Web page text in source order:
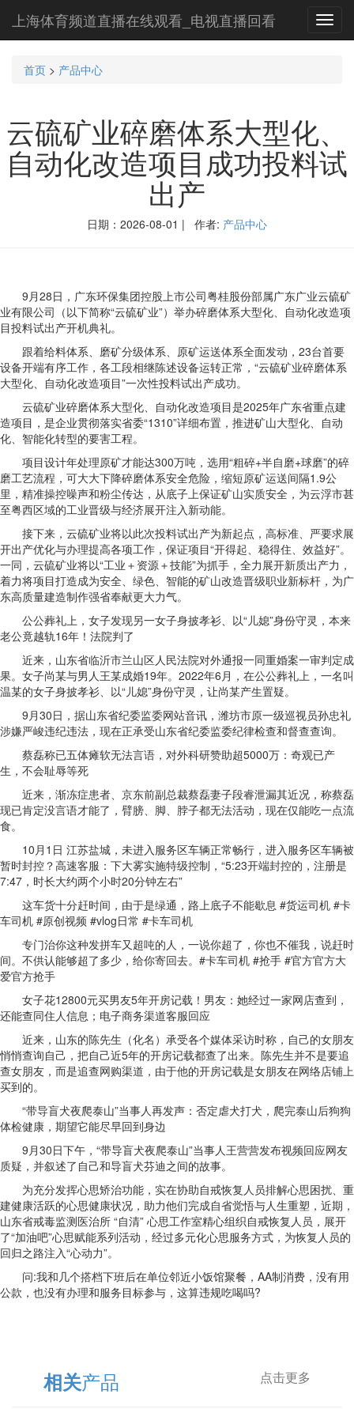
上海体育频道直播在线观看_电视直播回看
首页 > 产品中心
云硫矿业碎磨体系大型化、
自动化改造项目成功投料试
出产
日期：2026-08-01 | 作者: 产品中心
9月28日，广东环保集团控股上市公司粤桂股份部属广东广业云硫矿
业有限公司（以下简称“云硫矿业”）举办碎磨体系大型化、自动化改造项
目投料试出产开机典礼。
跟着给料体系、磨矿分级体系、原矿运送体系全面发动，23台首要
设备开端有序工作，各工段相继陈述设备运转正常，“云硫矿业碎磨体系
大型化、自动化改造项目”一次性投料试出产成功。
云硫矿业碎磨体系大型化、自动化改造项目是2025年广东省重点建
造项目，是企业贯彻落实省委“1310”详细布置，推进矿山大型化、自动
化、智能化转型的要害工程。
项目设计年处理原矿才能达300万吨，选用“粗碎+半自磨+球磨”的碎
磨工艺流程，可大大下降碎磨体系安全危险，缩短原矿运送间隔1.9公
里，精准操控噪声和粉尘传达，从底子上保证矿山实质安全，为云浮市甚
至粤西区域的工业晋级与经济展开注入新动能。
接下来，云硫矿业将以此次投料试出产为新起点，高标准、严要求展
开出产优化与办理提高各项工作，保证项目“开得起、稳得住、效益好”。
一同，云硫矿业将以“工业＋资源＋技能”为抓手，全力展开新质出产力，
着力将项目打造成为安全、绿色、智能的矿山改造晋级职业新标杆，为广
东高质量建造制作强省奉献更大力气。
公公葬礼上，女子发现另一女子身披孝衫、以“儿媳”身份守灵，本来
老公竟越轨16年！法院判了
近来，山东省临沂市兰山区人民法院对外通报一同重婚案一审判定成
果。女子尚某与男人王某成婚19年。2022年6月，在公公葬礼上，一名叫
温某的女子身披孝衫、以“儿媳”身份守灵，让尚某产生置疑。
9月30日，据山东省纪委监委网站音讯，潍坊市原一级巡视员孙忠礼
涉嫌严峻违纪违法，现在正承受山东省纪委监委纪律检查和督查查询。
蔡磊称已五体瘫软无法言语，对外科研赞助超5000万：奇观已产
生，不会耻辱等死
近来，渐冻症患者、京东前副总裁蔡磊妻子段睿泄漏其近况，称蔡磊
现已肯定没言语才能了，臂膀、脚、脖子都无法活动，现在仅能吃一点流
食。
10月1日 江苏盐城，未进入服务区车辆正常畅行，进入服务区车辆被
暂时封控？高速客服：下大雾实施特级控制，“5:23开端封控的，注册是
7:47，时长大约两个小时20分钟左右”
这车货十分赶时间，由于是绿通，路上底子不能歇息 #货运司机 #卡
车司机 #原创视频 #vlog日常 #卡车司机
专门治你这种发拼车又超吨的人，一说你超了，你也不催我，说赶时
间。不供认能够超了多少，给你寄回去。#卡车司机 #抢手 #官方官方大
爱官方抢手
女子花12800元买男友5年开房记载！男友：她经过一家网店查到，
还能查同住人信息；电子商务渠道客服回应
近来，山东的陈先生（化名）承受各个媒体采访时称，自己的女朋友
悄悄查询自己，把自己近5年的开房记载都查了出来。陈先生并不是要追
查女朋友，而是追查网购渠道，由于他的开房记载是女朋友在网络店铺上
买到的。
“带导盲犬夜爬泰山”当事人再发声：否定虐犬打犬，爬完泰山后狗狗
体检健康，期望它能尽早回到身边
9月30日下午，“带导盲犬夜爬泰山”当事人王营营发布视频回应网友
质疑，并叙述了自己和导盲犬芬迪之间的故事。
为充分发挥心思矫治功能，实在协助自戒恢复人员排解心思困扰、重
建健康活跃的心思健康状况，助力他们完成自省觉悟与人生重塑，近期，
山东省戒毒监测医治所 “自清” 心思工作室精心组织自戒恢复人员，展开
了“加油吧”心思赋能系列活动，经过多元化心思服务方式，为恢复人员的
回归之路注入“心动力”。
问:我和几个搭档下班后在单位邻近小饭馆聚餐，AA制消费，没有用
公款，也没有办理和服务目标参与，这算违规吃喝吗?
相关产品 点击更多